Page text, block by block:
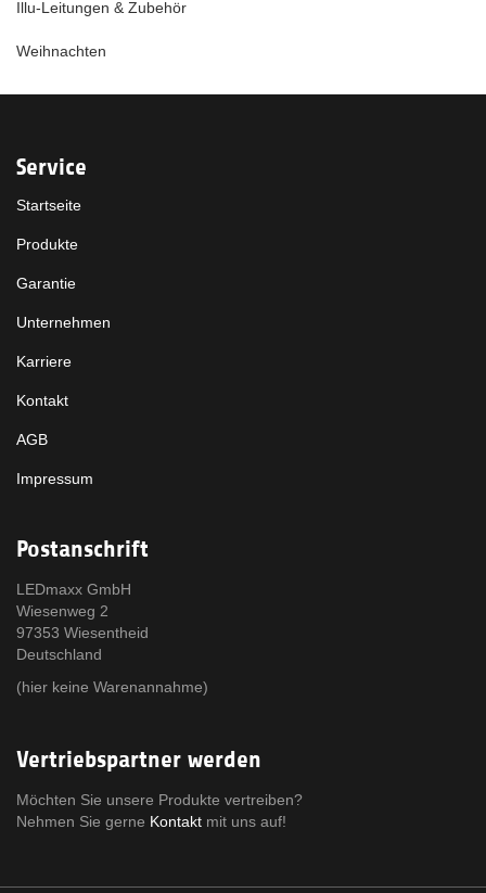
Illu-Leitungen & Zubehör
Weihnachten
Service
Startseite
Produkte
Garantie
Unternehmen
Karriere
Kontakt
AGB
Impressum
Postanschrift
LEDmaxx GmbH
Wiesenweg 2
97353 Wiesentheid
Deutschland
(hier keine Warenannahme)
Vertriebspartner werden
Möchten Sie unsere Produkte vertreiben?
Nehmen Sie gerne Kontakt mit uns auf!